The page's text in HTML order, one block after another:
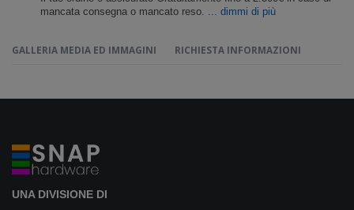
mancata consegna o mancato reso.
... dimmi di più
GALLERIA MEDIA ED IMMAGINI RICHIESTA INFORMAZIONI
UNA DIVISIONE DI